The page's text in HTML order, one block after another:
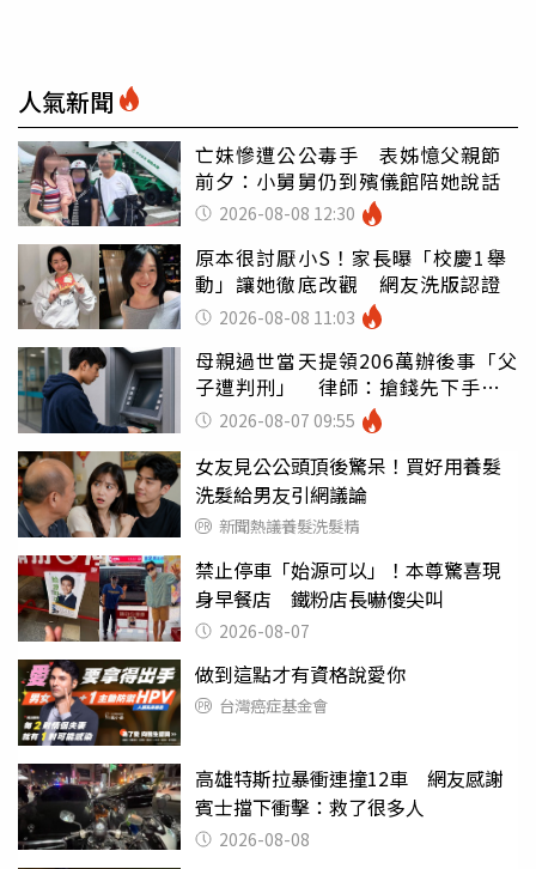
人氣新聞
亡妹慘遭公公毒手 表姊憶父親節
前夕：小舅舅仍到殯儀館陪她說話
2026-08-08 12:30
原本很討厭小S！家長曝「校慶1舉
動」讓她徹底改觀 網友洗版認證
2026-08-08 11:03
母親過世當天提領206萬辦後事「父
子遭判刑」 律師：搶錢先下手是
罪 2026-08-07 09:55
女友見公公頭頂後驚呆！買好用養髮
洗髮給男友引網議論
新聞熱議養髮洗髮精
禁止停車「始源可以」！本尊驚喜現
身早餐店 鐵粉店長嚇傻尖叫
2026-08-07
做到這點才有資格說愛你
台灣癌症基金會
高雄特斯拉暴衝連撞12車 網友感謝
賓士擋下衝擊：救了很多人
2026-08-08